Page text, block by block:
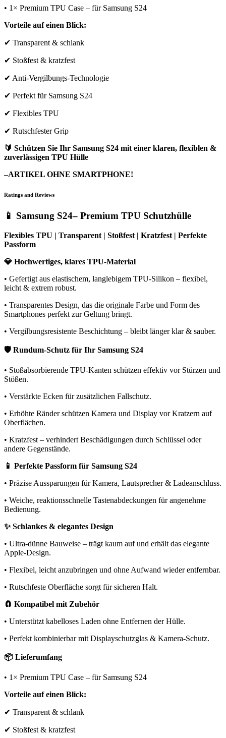
• 1× Premium TPU Case – für Samsung S24
Vorteile auf einen Blick:
✔ Transparent & schlank
✔ Stoßfest & kratzfest
✔ Anti-Vergilbungs-Technologie
✔ Perfekt für Samsung S24
✔ Flexibles TPU
✔ Rutschfester Grip
🔰 Schützen Sie Ihr Samsung S24 mit einer klaren, flexiblen &
zuverlässigen TPU Hülle
–ARTIKEL OHNE SMARTPHONE!
Ratings and Reviews
📱 Samsung S24– Premium TPU Schutzhülle
Flexibles TPU | Transparent | Stoßfest | Kratzfest | Perfekte
Passform
💎 Hochwertiges, klares TPU-Material
• Gefertigt aus elastischem, langlebigem TPU-Silikon – flexibel,
leicht & extrem robust.
• Transparentes Design, das die originale Farbe und Form des
Smartphones perfekt zur Geltung bringt.
• Vergilbungsresistente Beschichtung – bleibt länger klar & sauber.
🛡️ Rundum-Schutz für Ihr Samsung S24
• Stoßabsorbierende TPU-Kanten schützen effektiv vor Stürzen und
Stößen.
• Verstärkte Ecken für zusätzlichen Fallschutz.
• Erhöhte Ränder schützen Kamera und Display vor Kratzern auf
Oberflächen.
• Kratzfest – verhindert Beschädigungen durch Schlüssel oder
andere Gegenstände.
📱 Perfekte Passform für Samsung S24
• Präzise Aussparungen für Kamera, Lautsprecher & Ladeanschluss.
• Weiche, reaktionsschnelle Tastenabdeckungen für angenehme
Bedienung.
✨ Schlankes & elegantes Design
• Ultra-dünne Bauweise – trägt kaum auf und erhält das elegante
Apple-Design.
• Flexibel, leicht anzubringen und ohne Aufwand wieder entfernbar.
• Rutschfeste Oberfläche sorgt für sicheren Halt.
🧲 Kompatibel mit Zubehör
• Unterstützt kabelloses Laden ohne Entfernen der Hülle.
• Perfekt kombinierbar mit Displayschutzglas & Kamera-Schutz.
📦 Lieferumfang
• 1× Premium TPU Case – für Samsung S24
Vorteile auf einen Blick:
✔ Transparent & schlank
✔ Stoßfest & kratzfest